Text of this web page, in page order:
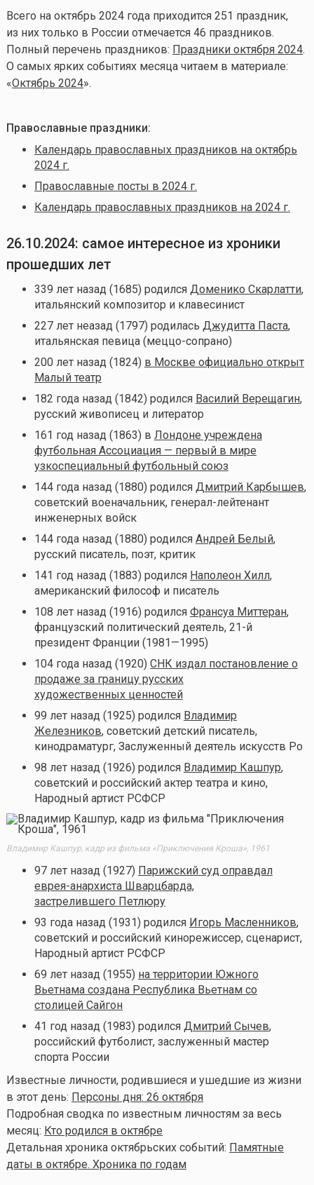
Всего на октябрь 2024 года приходится 251 праздник,
из них только в России отмечается 46 праздников.
Полный перечень праздников: Праздники октября 2024.
О самых ярких событиях месяца читаем в материале:
«Октябрь 2024».
Православные праздники:
Календарь православных праздников на октябрь
2024 г.
Православные посты в 2024 г.
Календарь православных праздников на 2024 г.
26.10.2024: самое интересное из хроники
прошедших лет
339 лет назад (1685) родился Доменико Скарлатти,
итальянский композитор и клавесинист
227 лет неазад (1797) родилась Джудитта Паста,
итальянская певица (меццо-сопрано)
200 лет назад (1824) в Москве официально открыт
Малый театр
182 года назад (1842) родился Василий Верещагин,
русский живописец и литератор
161 год назад (1863) в Лондоне учреждена
футбольная Ассоциация — первый в мире
узкоспециальный футбольный союз
144 года назад (1880) родился Дмитрий Карбышев,
советский военачальник, генерал-лейтенант
инженерных войск
144 года назад (1880) родился Андрей Белый,
русский писатель, поэт, критик
141 год назад (1883) родился Наполеон Хилл,
американский философ и писатель
108 лет назад (1916) родился Франсуа Миттеран,
французский политический деятель, 21-й
президент Франции (1981—1995)
104 года назад (1920) СНК издал постановление о
продаже за границу русских
художественных ценностей
99 лет назад (1925) родился Владимир
Железников, советский детский писатель,
кинодраматург, Заслуженный деятель искусств Ро
98 лет назад (1926) родился Владимир Кашпур,
советский и российский актер театра и кино,
Народный артист РСФСР
Владимир Кашпур, кадр из фильма «Приключения Кроша», 1961
97 лет назад (1927) Парижский суд оправдал
еврея-анархиста Шварцбарда,
застрелившего Петлюру
93 года назад (1931) родился Игорь Масленников,
советский и российский кинорежиссер, сценарист,
Народный артист РСФСР
69 лет назад (1955) на территории Южного
Вьетнама создана Республика Вьетнам со
столицей Сайгон
41 год назад (1983) родился Дмитрий Сычев,
российский футболист, заслуженный мастер
спорта России
Известные личности, родившиеся и ушедшие из жизни
в этот день: Персоны дня: 26 октября
Подробная сводка по известным личностям за весь
месяц: Кто родился в октябре
Детальная хроника октябрьских событий: Памятные
даты в октябре. Хроника по годам